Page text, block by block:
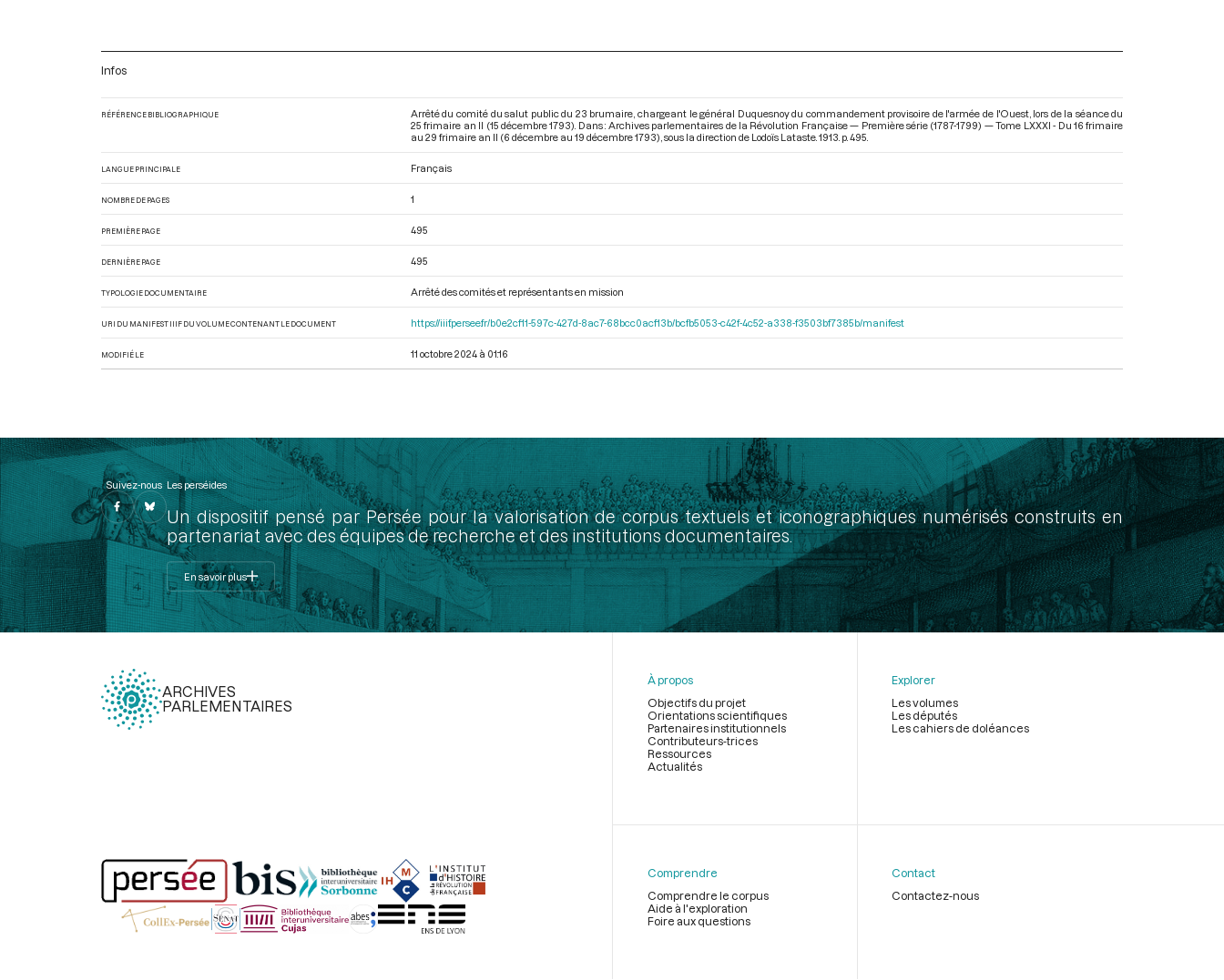
Infos
RÉFÉRENCE BIBLIOGRAPHIQUE
Arrêté du comité du salut public du 23 brumaire, chargeant le général Duquesnoy du commandement provisoire de l'armée de l'Ouest, lors de la séance du
25 frimaire an II (15 décembre 1793). Dans : Archives parlementaires de la Révolution Française — Première série (1787-1799) — Tome LXXXI - Du 16 frimaire
au 29 frimaire an II (6 décembre au 19 décembre 1793) , sous la direction de Lodoïs Lataste. 1913. p. 495.
LANGUE PRINCIPALE Français
NOMBRE DE PAGES 1
PREMIÈRE PAGE 495
DERNIÈRE PAGE 495
TYPOLOGIE DOCUMENTAIRE Arrêté des comités et représentants en mission
URI DU MANIFEST IIIF DU VOLUME CONTENANT LE DOCUMENT https://iiif.persee.fr/b0e2cf11-597c-427d-8ac7-68bcc0acf13b/bcfb5053-c42f-4c52-a338-f3503bf7385b/manifest
MODIFIÉ LE 11 octobre 2024 à 01:16
Suivez-nous Les perséides
Un dispositif pensé par Persée pour la valorisation de corpus textuels et iconographiques numérisés construits en
partenariat avec des équipes de recherche et des institutions documentaires.
En savoir plus
ARCHIVES
PARLEMENTAIRES
page
À propos
Objectifs du projet
Orientations scientifiques
Partenaires institutionnels
Contributeurs-trices
Ressources
Actualités
Explorer
Les volumes
Les députés
Les cahiers de doléances
Comprendre
Comprendre le corpus
Aide à l'exploration
Foire aux questions
Contact
Contactez-nous